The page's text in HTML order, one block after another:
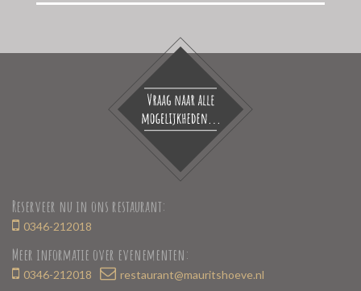
Reserveer nu in ons restaurant:
0346-212018
Meer informatie over evenementen:
0346-212018 restaurant@mauritshoeve.nl